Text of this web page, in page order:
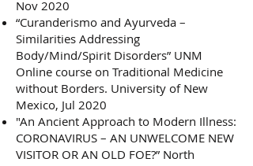
Nov 2020
“Curanderismo and Ayurveda –
Similarities Addressing
Body/Mind/Spirit Disorders” UNM
Online course on Traditional Medicine
without Borders. University of New
Mexico, Jul 2020
"An Ancient Approach to Modern Illness:
CORONAVIRUS – AN UNWELCOME NEW
VISITOR OR AN OLD FOE?” North